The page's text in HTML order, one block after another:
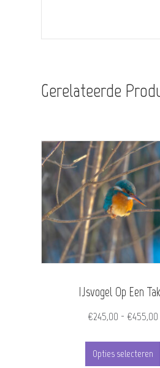
Gerelateerde
IJsvogel Op Een
€245,00 - €455,00
Opties selecteren